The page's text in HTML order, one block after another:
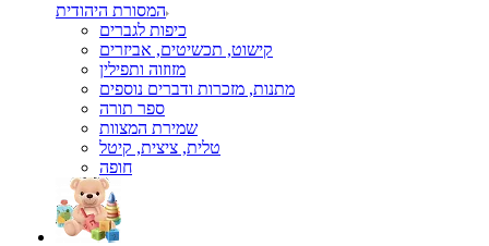
המסורת היהודית
כיפות לגברים
קישוט, תכשיטים, אביזרים
מזוזוה ותפילין
מתנות, מזכרות ודברים נוספים
ספר תורה
שמירת המצוות
טלית, ציצית, קיטל